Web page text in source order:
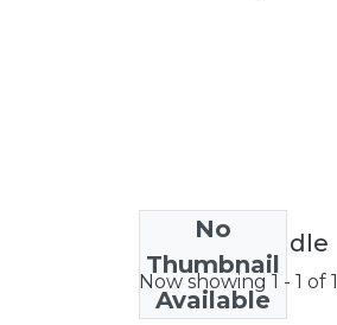
No
Thumbnail
Available
License bundle
Now showing 1 - 1 of 1